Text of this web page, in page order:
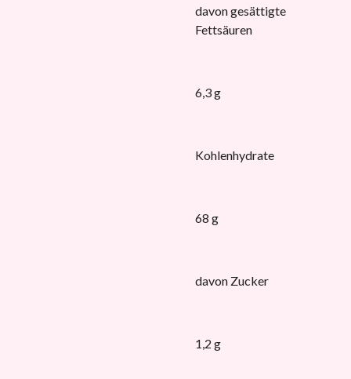
davon gesättigte
Fettsäuren
6,3 g
Kohlenhydrate
68 g
davon Zucker
1,2 g